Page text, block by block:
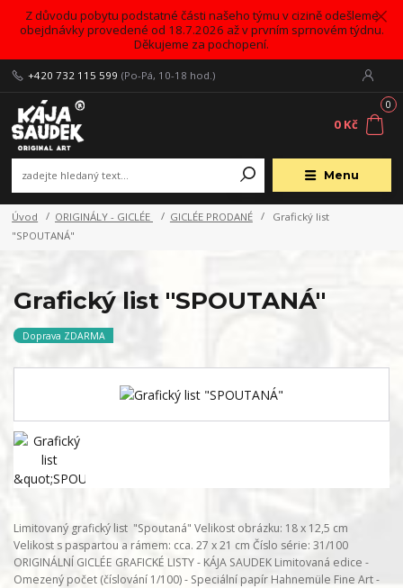
Z důvodu pobytu podstatné části našeho týmu v cizině odešleme
obejdnávky provedené od 18.7.2026 až v prvním sprnovém týdnu.
Děkujeme za pochopení.
Menu
+420 732 115 599 (Po-Pá, 10-18 hod.)
0
0 Kč
Úvod ORIGINÁLY - GICLÉE GICLÉE PRODANÉ
Grafický list
"SPOUTANÁ"
Grafický list "SPOUTANÁ"
Doprava ZDARMA
Limitovaný grafický list "Spoutaná" Velikost obrázku: 18 x 12,5 cm
Velikost s paspartou a rámem: cca. 27 x 21 cm Číslo série: 31/100
ORIGINÁLNÍ GICLÉE GRAFICKÉ LISTY - KÁJA SAUDEK Limitovaná edice -
Omezený počet (číslování 1/100) - Speciální papír Hahnemüle Fine Art -